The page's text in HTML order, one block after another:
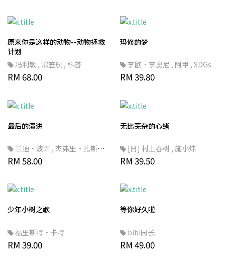
原来你是这样的动物--动物拯救
计划
冯利敏 , 沼笠航 , 科普
RM 68.00
玛修的梦
李欧·李奥尼 , 阿甲 , SDGs
RM 39.80
最后的演讲
兰迪·波许 , 杰弗里·扎斯洛
,吴笑寒
RM 58.00
无比芜杂的心绪
[日] 村上春树 , 施小炜
RM 39.50
少年小树之歌
福里斯特·卡特
RM 39.00
等你好久啦
bibi园长
RM 49.00